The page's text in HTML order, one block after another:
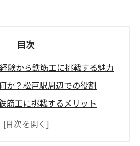
目次
験から鉄筋工に挑戦する魅力
か？松戸駅周辺での役割
筋工に挑戦するメリット
鉄筋工企業の特徴